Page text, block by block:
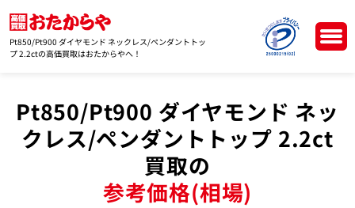
Pt850/Pt900 ダイヤモンド ネックレス/ペンダントトッ
プ 2.2ctの高価買取はおたからやへ！
Pt850/Pt900 ダイヤモンド ネッ
クレス/ペンダントトップ 2.2ct
買取の
参考価格(相場)